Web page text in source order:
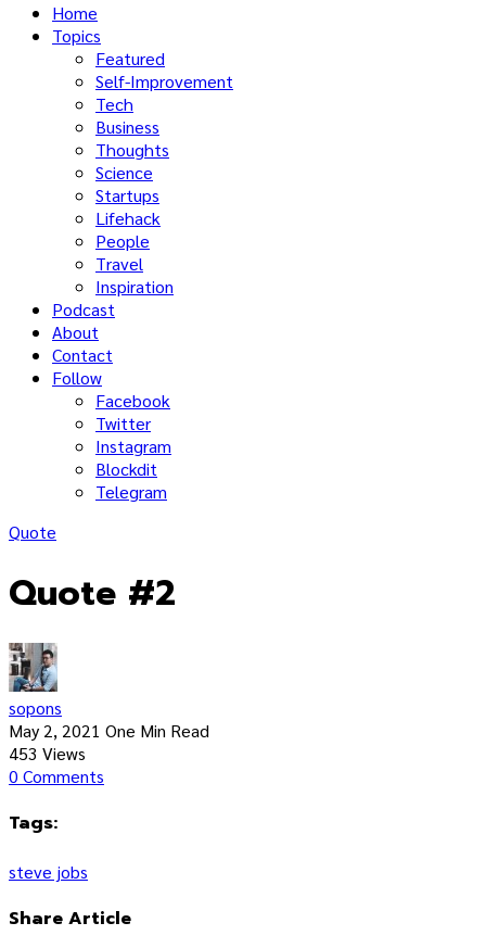
Home
Topics
Featured
Self-Improvement
Tech
Business
Thoughts
Science
Startups
Lifehack
People
Travel
Inspiration
Podcast
About
Contact
Follow
Facebook
Twitter
Instagram
Blockdit
Telegram
Quote
Quote #2
sopons
May 2, 2021 One Min Read
453 Views
0 Comments
Tags:
steve jobs
Share Article